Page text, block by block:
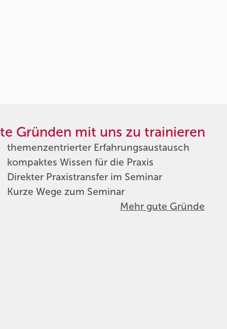
Gründen mit uns zu trainieren
themenzentrierter Erfahrungsaustausch
kompaktes Wissen für die Praxis
Direkter Praxistransfer im Seminar
Kurze Wege zum Seminar
Mehr gute Gründe